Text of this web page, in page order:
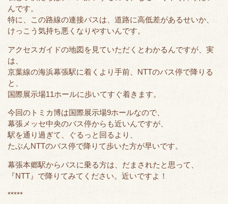
んです。
特に、この路線の連接バスは、道路に高低差があるせいか、
けっこう気持ち悪くなりやすいんです。
アクセスガイドの地図を見ていただくとわかるんですが、実
は、
京葉線の海浜幕張駅に着くより手前、NTTのバス停で降りる
と、
国際展示場11ホールに歩いてすぐ着きます。
今回のトミカ博は国際展示場9ホールなので、
幕張メッセ中央のバス停からも近いんですが、
駅を通り過ぎて、ぐるっと回るより、
たぶんNTTのバス停で降りて歩いた方が早いです。
幕張本郷駅からバスに乗る方は、だまされたと思って、
『NTT』で降りてみてください。近いですよ！
*****